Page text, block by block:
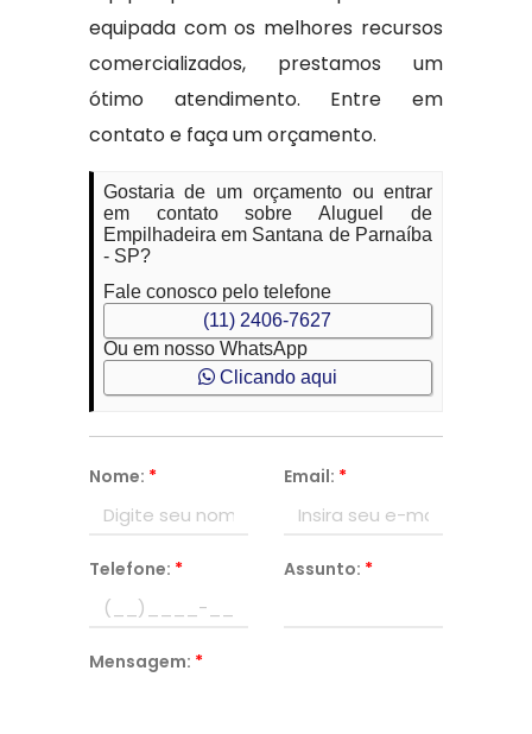
equipada com os melhores recursos
comercializados, prestamos um
ótimo atendimento. Entre em
contato e faça um orçamento.
Gostaria de um orçamento ou entrar
em contato sobre Aluguel de
Empilhadeira em Santana de Parnaíba
- SP?
Fale conosco pelo telefone
(11) 2406-7627
Ou em nosso WhatsApp
Clicando aqui
Nome: * Email: *
Telefone: * Assunto: *
Mensagem: *